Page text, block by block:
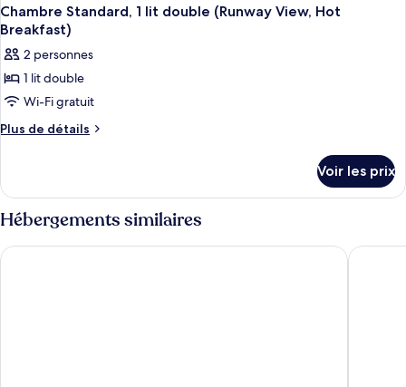
Chambre Standard, 1 lit double (Runway View, Hot
Breakfast)
2 personnes
1 lit double
Wi-Fi gratuit
Plus de détails
Plus
le
type
de
chambre
Chambre
Voir les prix
Hébergements similaires
Premier Inn Heathrow Airport Terminal 4 Ibis